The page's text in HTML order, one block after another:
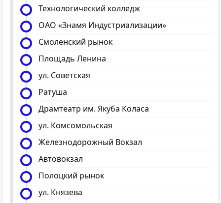
Технологический колледж
ОАО «Знамя Индустриализации»
Смоленский рынок
Площадь Ленина
ул. Советская
Ратуша
Драмтеатр им. Якуба Коласа
ул. Комсомольская
Железнодорожный Вокзал
Автовокзал
Полоцкий рынок
ул. Князева